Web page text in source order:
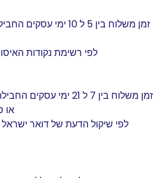
זמן משלוח בין 5 ל 10
לפי רשימת נקודות
זמן משלוח בין 7 ל 21
או
לפי שיקול הדעת של דואר ישראל